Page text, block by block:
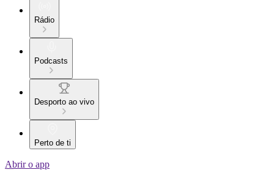
Rádio
Podcasts
Desporto ao vivo
Perto de ti
Abrir o app